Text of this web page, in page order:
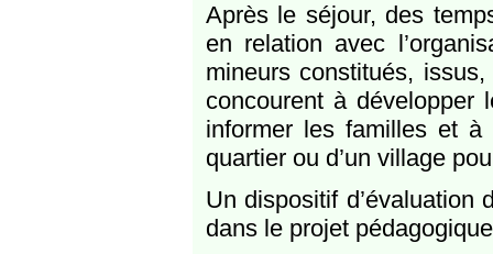
Après le séjour, des
en relation avec
mineurs constitués,
concourent à développer
informer les familles et à
quartier ou d’un village
Un dispositif d’évaluation
dans le projet